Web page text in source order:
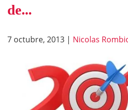
de...
7 octubre, 2013 | Nicolas